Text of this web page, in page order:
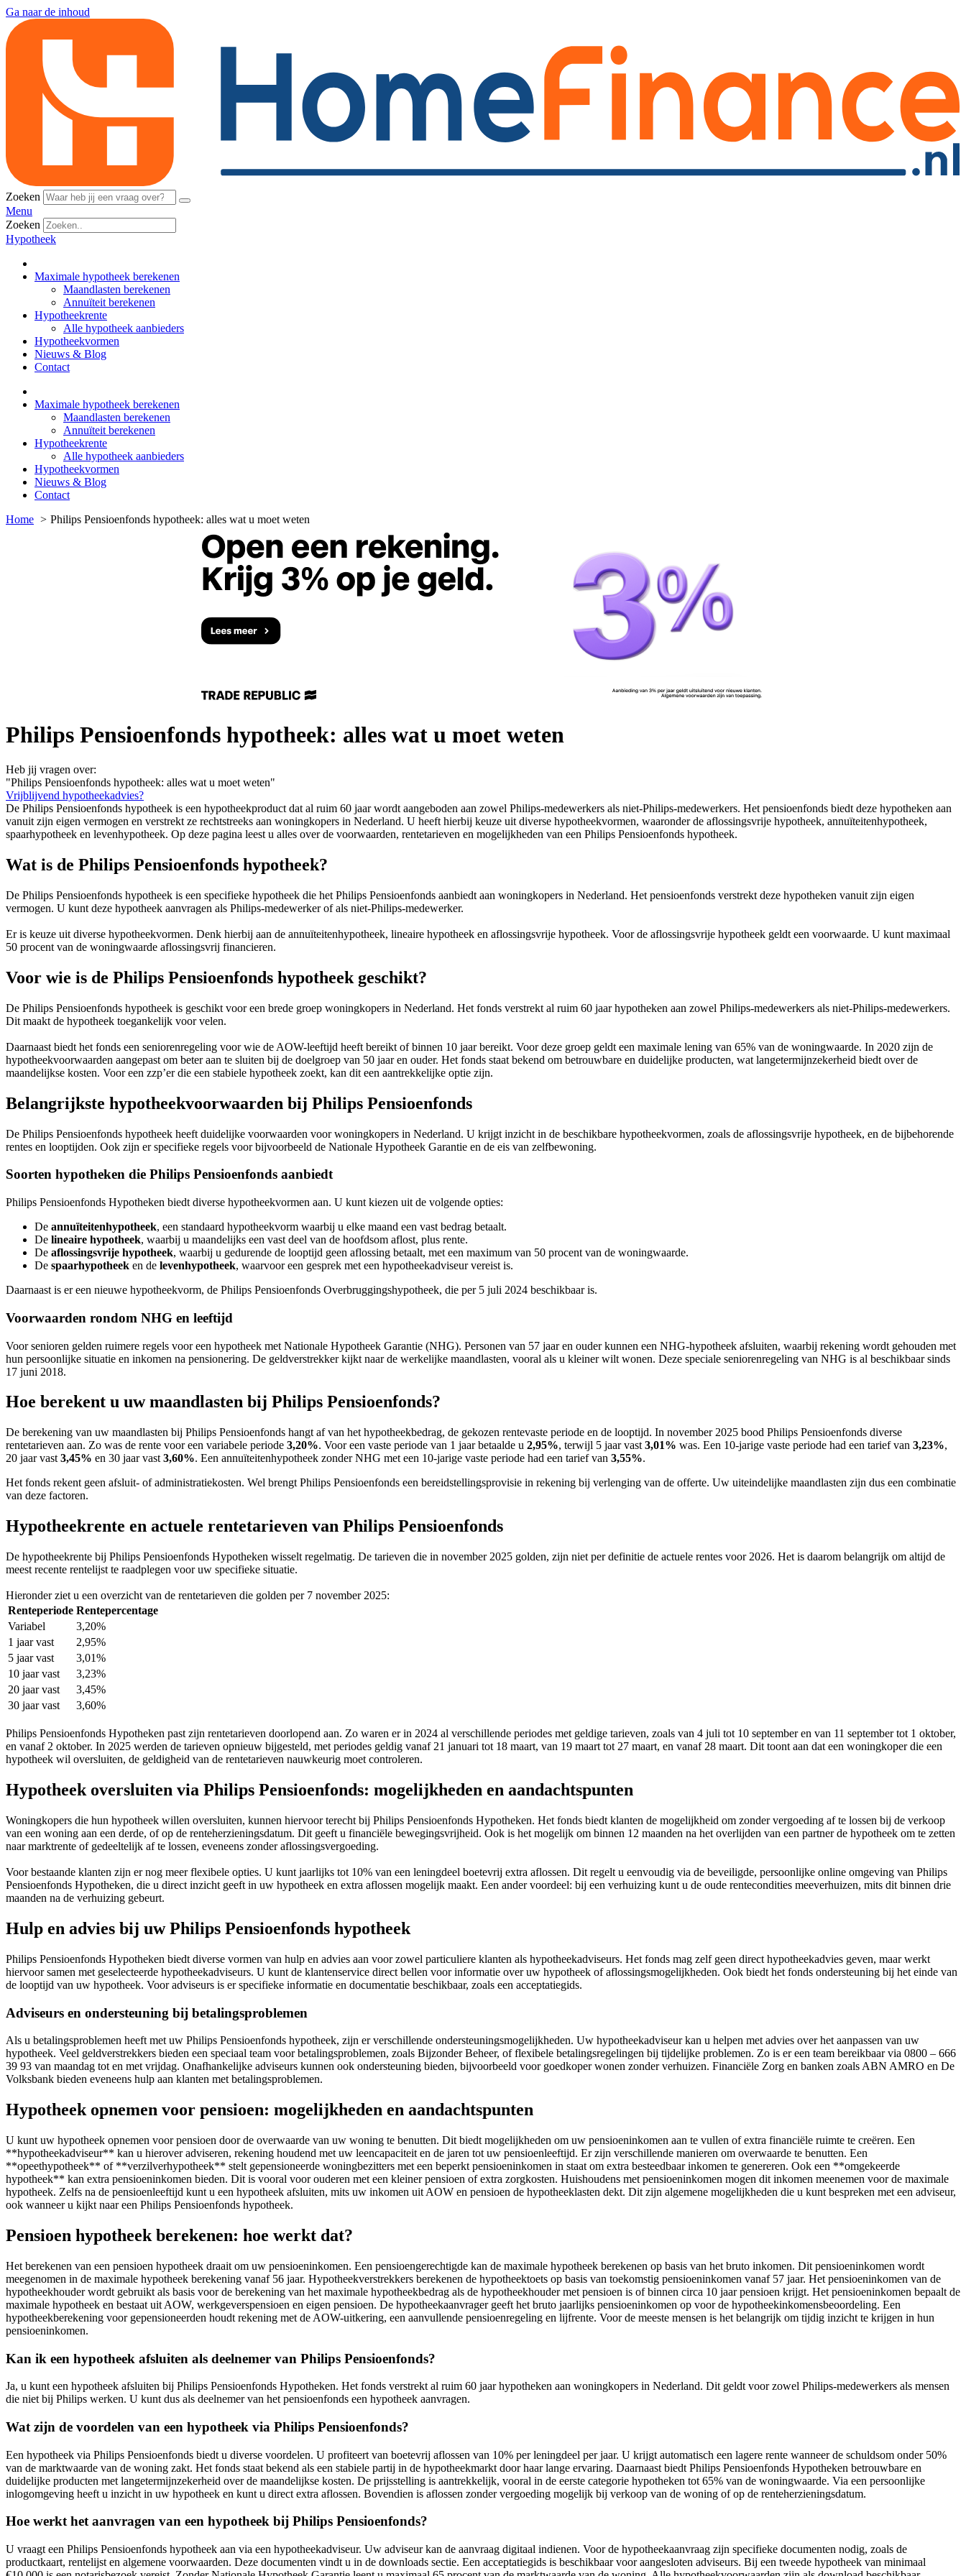
Ga naar de inhoud
Zoeken
Menu
Zoeken
Hypotheek
Maximale hypotheek berekenen
Maandlasten berekenen
Annuïteit berekenen
Hypotheekrente
Alle hypotheek aanbieders
Hypotheekvormen
Nieuws & Blog
Contact
Maximale hypotheek berekenen
Maandlasten berekenen
Annuïteit berekenen
Hypotheekrente
Alle hypotheek aanbieders
Hypotheekvormen
Nieuws & Blog
Contact
Home
Philips Pensioenfonds hypotheek: alles wat u moet weten
Philips Pensioenfonds hypotheek: alles wat u moet weten
Heb jij vragen over:
"Philips Pensioenfonds hypotheek: alles wat u moet weten"
Vrijblijvend hypotheekadvies?
De Philips Pensioenfonds hypotheek is een hypotheekproduct dat al ruim 60 jaar wordt aangeboden aan zowel Philips-medewerkers als niet-Philips-medewerkers. Het pensioenfonds biedt deze hypotheken aan
vanuit zijn eigen vermogen en verstrekt ze rechtstreeks aan woningkopers in Nederland. U heeft hierbij keuze uit diverse hypotheekvormen, waaronder de aflossingsvrije hypotheek, annuïteitenhypotheek,
spaarhypotheek en levenhypotheek. Op deze pagina leest u alles over de voorwaarden, rentetarieven en mogelijkheden van een Philips Pensioenfonds hypotheek.
Wat is de Philips Pensioenfonds hypotheek?
De Philips Pensioenfonds hypotheek is een specifieke hypotheek die het Philips Pensioenfonds aanbiedt aan woningkopers in Nederland. Het pensioenfonds verstrekt deze hypotheken vanuit zijn eigen
vermogen. U kunt deze hypotheek aanvragen als Philips-medewerker of als niet-Philips-medewerker.
Er is keuze uit diverse hypotheekvormen. Denk hierbij aan de annuïteitenhypotheek, lineaire hypotheek en aflossingsvrije hypotheek. Voor de aflossingsvrije hypotheek geldt een voorwaarde. U kunt maximaal
50 procent van de woningwaarde aflossingsvrij financieren.
Voor wie is de Philips Pensioenfonds hypotheek geschikt?
De Philips Pensioenfonds hypotheek is geschikt voor een brede groep woningkopers in Nederland. Het fonds verstrekt al ruim 60 jaar hypotheken aan zowel Philips-medewerkers als niet-Philips-medewerkers.
Dit maakt de hypotheek toegankelijk voor velen.
Daarnaast biedt het fonds een seniorenregeling voor wie de AOW-leeftijd heeft bereikt of binnen 10 jaar bereikt. Voor deze groep geldt een maximale lening van 65% van de woningwaarde. In 2020 zijn de
hypotheekvoorwaarden aangepast om beter aan te sluiten bij de doelgroep van 50 jaar en ouder. Het fonds staat bekend om betrouwbare en duidelijke producten, wat langetermijnzekerheid biedt over de
maandelijkse kosten. Voor een zzp’er die een stabiele hypotheek zoekt, kan dit een aantrekkelijke optie zijn.
Belangrijkste hypotheekvoorwaarden bij Philips Pensioenfonds
De Philips Pensioenfonds hypotheek heeft duidelijke voorwaarden voor woningkopers in Nederland. U krijgt inzicht in de beschikbare hypotheekvormen, zoals de aflossingsvrije hypotheek, en de bijbehorende
rentes en looptijden. Ook zijn er specifieke regels voor bijvoorbeeld de Nationale Hypotheek Garantie en de eis van zelfbewoning.
Soorten hypotheken die Philips Pensioenfonds aanbiedt
Philips Pensioenfonds Hypotheken biedt diverse hypotheekvormen aan. U kunt kiezen uit de volgende opties:
De annuïteitenhypotheek, een standaard hypotheekvorm waarbij u elke maand een vast bedrag betaalt.
De lineaire hypotheek, waarbij u maandelijks een vast deel van de hoofdsom aflost, plus rente.
De aflossingsvrije hypotheek, waarbij u gedurende de looptijd geen aflossing betaalt, met een maximum van 50 procent van de woningwaarde.
De spaarhypotheek en de levenhypotheek, waarvoor een gesprek met een hypotheekadviseur vereist is.
Daarnaast is er een nieuwe hypotheekvorm, de Philips Pensioenfonds Overbruggingshypotheek, die per 5 juli 2024 beschikbaar is.
Voorwaarden rondom NHG en leeftijd
Voor senioren gelden ruimere regels voor een hypotheek met Nationale Hypotheek Garantie (NHG). Personen van 57 jaar en ouder kunnen een NHG-hypotheek afsluiten, waarbij rekening wordt gehouden met
hun persoonlijke situatie en inkomen na pensionering. De geldverstrekker kijkt naar de werkelijke maandlasten, vooral als u kleiner wilt wonen. Deze speciale seniorenregeling van NHG is al beschikbaar sinds
17 juni 2018.
Hoe berekent u uw maandlasten bij Philips Pensioenfonds?
De berekening van uw maandlasten bij Philips Pensioenfonds hangt af van het hypotheekbedrag, de gekozen rentevaste periode en de looptijd. In november 2025 bood Philips Pensioenfonds diverse
rentetarieven aan. Zo was de rente voor een variabele periode 3,20%. Voor een vaste periode van 1 jaar betaalde u 2,95%, terwijl 5 jaar vast 3,01% was. Een 10-jarige vaste periode had een tarief van 3,23%,
20 jaar vast 3,45% en 30 jaar vast 3,60%. Een annuïteitenhypotheek zonder NHG met een 10-jarige vaste periode had een tarief van 3,55%.
Het fonds rekent geen afsluit- of administratiekosten. Wel brengt Philips Pensioenfonds een bereidstellingsprovisie in rekening bij verlenging van de offerte. Uw uiteindelijke maandlasten zijn dus een combinatie
van deze factoren.
Hypotheekrente en actuele rentetarieven van Philips Pensioenfonds
De hypotheekrente bij Philips Pensioenfonds Hypotheken wisselt regelmatig. De tarieven die in november 2025 golden, zijn niet per definitie de actuele rentes voor 2026. Het is daarom belangrijk om altijd de
meest recente rentelijst te raadplegen voor uw specifieke situatie.
Hieronder ziet u een overzicht van de rentetarieven die golden per 7 november 2025:
Renteperiode Rentepercentage
Variabel
3,20%
1 jaar vast
2,95%
5 jaar vast
3,01%
10 jaar vast
3,23%
20 jaar vast
3,45%
30 jaar vast
3,60%
Philips Pensioenfonds Hypotheken past zijn rentetarieven doorlopend aan. Zo waren er in 2024 al verschillende periodes met geldige tarieven, zoals van 4 juli tot 10 september en van 11 september tot 1 oktober,
en vanaf 2 oktober. In 2025 werden de tarieven opnieuw bijgesteld, met periodes geldig vanaf 21 januari tot 18 maart, van 19 maart tot 27 maart, en vanaf 28 maart. Dit toont aan dat een woningkoper die een
hypotheek wil oversluiten, de geldigheid van de rentetarieven nauwkeurig moet controleren.
Hypotheek oversluiten via Philips Pensioenfonds: mogelijkheden en aandachtspunten
Woningkopers die hun hypotheek willen oversluiten, kunnen hiervoor terecht bij Philips Pensioenfonds Hypotheken. Het fonds biedt klanten de mogelijkheid om zonder vergoeding af te lossen bij de verkoop
van een woning aan een derde, of op de renteherzieningsdatum. Dit geeft u financiële bewegingsvrijheid. Ook is het mogelijk om binnen 12 maanden na het overlijden van een partner de hypotheek om te zetten
naar marktrente of gedeeltelijk af te lossen, eveneens zonder aflossingsvergoeding.
Voor bestaande klanten zijn er nog meer flexibele opties. U kunt jaarlijks tot 10% van een leningdeel boetevrij extra aflossen. Dit regelt u eenvoudig via de beveiligde, persoonlijke online omgeving van Philips
Pensioenfonds Hypotheken, die u direct inzicht geeft in uw hypotheek en extra aflossen mogelijk maakt. Een ander voordeel: bij een verhuizing kunt u de oude rentecondities meeverhuizen, mits dit binnen drie
maanden na de verhuizing gebeurt.
Hulp en advies bij uw Philips Pensioenfonds hypotheek
Philips Pensioenfonds Hypotheken biedt diverse vormen van hulp en advies aan voor zowel particuliere klanten als hypotheekadviseurs. Het fonds mag zelf geen direct hypotheekadvies geven, maar werkt
hiervoor samen met geselecteerde hypotheekadviseurs. U kunt de klantenservice direct bellen voor informatie over uw hypotheek of aflossingsmogelijkheden. Ook biedt het fonds ondersteuning bij het einde van
de looptijd van uw hypotheek. Voor adviseurs is er specifieke informatie en documentatie beschikbaar, zoals een acceptatiegids.
Adviseurs en ondersteuning bij betalingsproblemen
Als u betalingsproblemen heeft met uw Philips Pensioenfonds hypotheek, zijn er verschillende ondersteuningsmogelijkheden. Uw hypotheekadviseur kan u helpen met advies over het aanpassen van uw
hypotheek. Veel geldverstrekkers bieden een speciaal team voor betalingsproblemen, zoals Bijzonder Beheer, of flexibele betalingsregelingen bij tijdelijke problemen. Zo is er een team bereikbaar via 0800 – 666
39 93 van maandag tot en met vrijdag. Onafhankelijke adviseurs kunnen ook ondersteuning bieden, bijvoorbeeld voor goedkoper wonen zonder verhuizen. Financiële Zorg en banken zoals ABN AMRO en De
Volksbank bieden eveneens hulp aan klanten met betalingsproblemen.
Hypotheek opnemen voor pensioen: mogelijkheden en aandachtspunten
U kunt uw hypotheek opnemen voor pensioen door de overwaarde van uw woning te benutten. Dit biedt mogelijkheden om uw pensioeninkomen aan te vullen of extra financiële ruimte te creëren. Een
**hypotheekadviseur** kan u hierover adviseren, rekening houdend met uw leencapaciteit en de jaren tot uw pensioenleeftijd. Er zijn verschillende manieren om overwaarde te benutten. Een
**opeethypotheek** of **verzilverhypotheek** stelt gepensioneerde woningbezitters met een beperkt pensioeninkomen in staat om extra besteedbaar inkomen te genereren. Ook een **omgekeerde
hypotheek** kan extra pensioeninkomen bieden. Dit is vooral voor ouderen met een kleiner pensioen of extra zorgkosten. Huishoudens met pensioeninkomen mogen dit inkomen meenemen voor de maximale
hypotheek. Zelfs na de pensioenleeftijd kunt u een hypotheek afsluiten, mits uw inkomen uit AOW en pensioen de hypotheeklasten dekt. Dit zijn algemene mogelijkheden die u kunt bespreken met een adviseur,
ook wanneer u kijkt naar een Philips Pensioenfonds hypotheek.
Pensioen hypotheek berekenen: hoe werkt dat?
Het berekenen van een pensioen hypotheek draait om uw pensioeninkomen. Een pensioengerechtigde kan de maximale hypotheek berekenen op basis van het bruto inkomen. Dit pensioeninkomen wordt
meegenomen in de maximale hypotheek berekening vanaf 56 jaar. Hypotheekverstrekkers berekenen de hypotheektoets op basis van toekomstig pensioeninkomen vanaf 57 jaar. Het pensioeninkomen van de
hypotheekhouder wordt gebruikt als basis voor de berekening van het maximale hypotheekbedrag als de hypotheekhouder met pensioen is of binnen circa 10 jaar pensioen krijgt. Het pensioeninkomen bepaalt de
maximale hypotheek en bestaat uit AOW, werkgeverspensioen en eigen pensioen. De hypotheekaanvrager geeft het bruto jaarlijks pensioeninkomen op voor de hypotheekinkomensbeoordeling. Een
hypotheekberekening voor gepensioneerden houdt rekening met de AOW-uitkering, een aanvullende pensioenregeling en lijfrente. Voor de meeste mensen is het belangrijk om tijdig inzicht te krijgen in hun
pensioeninkomen.
Kan ik een hypotheek afsluiten als deelnemer van Philips Pensioenfonds?
Ja, u kunt een hypotheek afsluiten bij Philips Pensioenfonds Hypotheken. Het fonds verstrekt al ruim 60 jaar hypotheken aan woningkopers in Nederland. Dit geldt voor zowel Philips-medewerkers als mensen
die niet bij Philips werken. U kunt dus als deelnemer van het pensioenfonds een hypotheek aanvragen.
Wat zijn de voordelen van een hypotheek via Philips Pensioenfonds?
Een hypotheek via Philips Pensioenfonds biedt u diverse voordelen. U profiteert van boetevrij aflossen van 10% per leningdeel per jaar. U krijgt automatisch een lagere rente wanneer de schuldsom onder 50%
van de marktwaarde van de woning zakt. Het fonds staat bekend als een stabiele partij in de hypotheekmarkt door haar lange ervaring. Daarnaast biedt Philips Pensioenfonds Hypotheken betrouwbare en
duidelijke producten met langetermijnzekerheid over de maandelijkse kosten. De prijsstelling is aantrekkelijk, vooral in de eerste categorie hypotheken tot 65% van de woningwaarde. Via een persoonlijke
inlogomgeving heeft u inzicht in uw hypotheek en kunt u direct extra aflossen. Bovendien is aflossen zonder vergoeding mogelijk bij verkoop van de woning of op de renteherzieningsdatum.
Hoe werkt het aanvragen van een hypotheek bij Philips Pensioenfonds?
U vraagt een Philips Pensioenfonds hypotheek aan via een hypotheekadviseur. Uw adviseur kan de aanvraag digitaal indienen. Voor de hypotheekaanvraag zijn specifieke documenten nodig, zoals de
productkaart, rentelijst en algemene voorwaarden. Deze documenten vindt u in de downloads sectie. Een acceptatiegids is beschikbaar voor aangesloten adviseurs. Bij een tweede hypotheek van minimaal